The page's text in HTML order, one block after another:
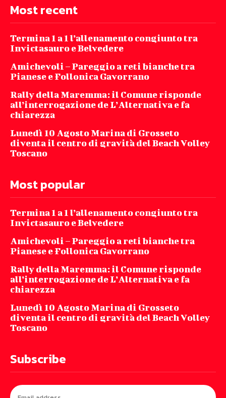
Most recent
Termina 1 a 1 l’allenamento congiunto tra
Invictasauro e Belvedere
Amichevoli – Pareggio a reti bianche tra
Pianese e Follonica Gavorrano
Rally della Maremma: il Comune risponde
all’interrogazione de L’Alternativa e fa
chiarezza
Lunedì 10 Agosto Marina di Grosseto
diventa il centro di gravità del Beach Volley
Toscano
Most popular
Termina 1 a 1 l’allenamento congiunto tra
Invictasauro e Belvedere
Amichevoli – Pareggio a reti bianche tra
Pianese e Follonica Gavorrano
Rally della Maremma: il Comune risponde
all’interrogazione de L’Alternativa e fa
chiarezza
Lunedì 10 Agosto Marina di Grosseto
diventa il centro di gravità del Beach Volley
Toscano
Subscribe